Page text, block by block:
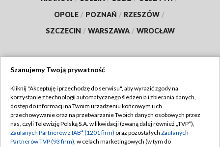
OPOLE / POZNAŃ / RZESZÓW /
SZCZECIN / WARSZAWA / WROCŁAW
TVP
Abonament TVP
Emisja w TVP
Regulamin TVP
Polityka prywatności
Szanujemy Twoją prywatność
Kliknij "Akceptuję i przechodzę do serwisu", aby wyrazić zgody na
korzystanie z technologii automatycznego śledzenia i zbierania danych,
dostęp do informacji na Twoim urządzeniu końcowym i ich
przechowywanie oraz na przetwarzanie Twoich danych osobowych przez
nas, czyli Telewizję Polską S.A. w likwidacji (zwaną dalej również „TVP”),
Zaufanych Partnerów z IAB* (1201 firm) oraz pozostałych Zaufanych
Partnerów TVP (93 firm), w celach marketingowych (w tym do